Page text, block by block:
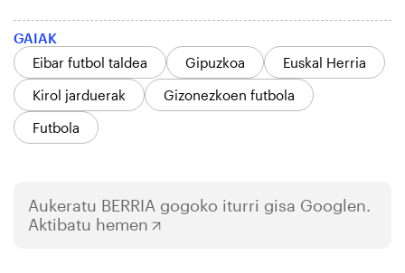
GAIAK
Eibar futbol taldea
Gipuzkoa
Euskal Herria
Kirol jarduerak
Gizonezkoen futbola
Futbola
Aukeratu BERRIA gogoko iturri gisa Googlen.
Aktibatu hemen